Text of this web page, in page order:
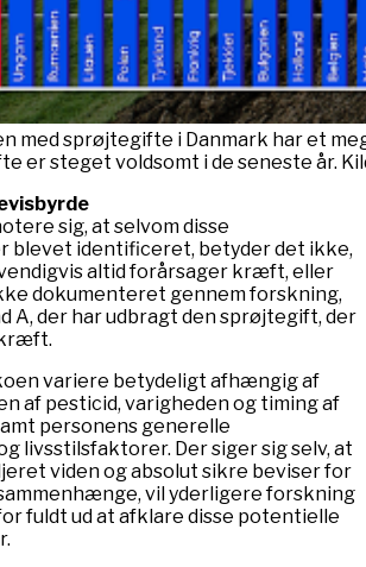
med sprøjtegifte i Danmark har et
er steget voldsomt i de seneste år.
sig, at selvom disse
blevet identificeret, betyder det ikke,
altid forårsager kræft, eller
dokumenteret gennem forskning,
A, der har udbragt den sprøjtegift, der
variere betydeligt afhængig af
af pesticid, varigheden og timing af
personens generelle
livsstilsfaktorer. Der siger sig selv, at
viden og absolut sikre beviser for
vil yderligere forskning
fuldt ud at afklare disse potentielle